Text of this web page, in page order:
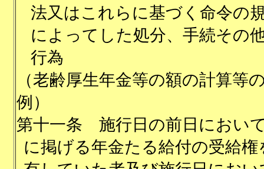
法又はこれらに基づく命令の
によってした処分、手続その
行為
（老齢厚生年金等の額の計算等
例）
第十一条
施行日の前日におい
に掲げる年金たる給付の受給権